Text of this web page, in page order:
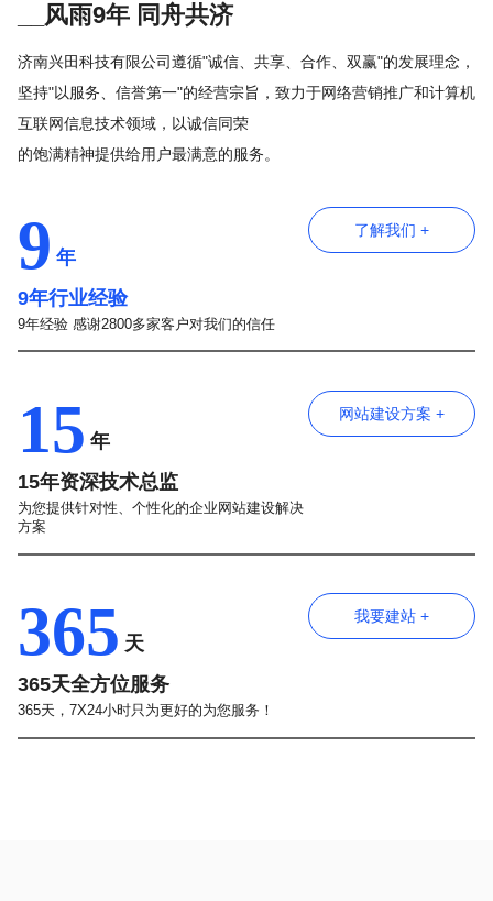
__风雨9年 同舟共济
济南兴田科技有限公司遵循"诚信、共享、合作、双赢"的发展理念，
坚持"以服务、信誉第一"的经营宗旨，致力于网络营销推广和计算机
互联网信息技术领域，以诚信同荣
的饱满精神提供给用户最满意的服务。
9 年
9年行业经验
9年经验 感谢2800多家客户对我们的信任
了解我们 +
15 年
15年资深技术总监
为您提供针对性、个性化的企业网站建设解决
方案
网站建设方案 +
365 天
365天全方位服务
365天，7X24小时只为更好的为您服务！
我要建站 +